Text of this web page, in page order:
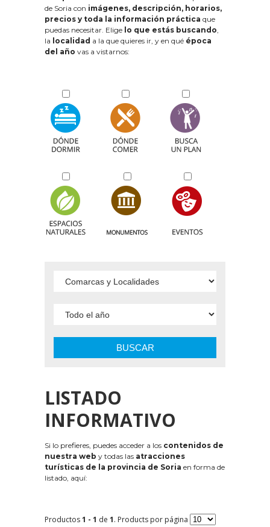
de Soria con imágenes, descripción, horarios,
precios y toda la información práctica que
puedas necesitar. Elige lo que estás buscando,
la localidad a la que quieres ir, y en qué época
del año vas a vistarnos:
BUSCAR
LISTADO
INFORMATIVO
Si lo prefieres, puedes acceder a los contenidos de
nuestra web y todas las atracciones
turísticas de la provincia de Soria en forma de
listado, aquí:
Productos1 - 1 de 1. Products por página